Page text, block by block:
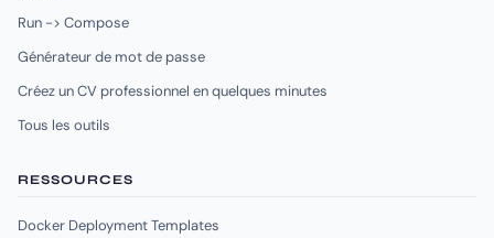
Run -> Compose
Générateur de mot de passe
Créez un CV professionnel en quelques minutes
Tous les outils
RESSOURCES
Docker Deployment Templates